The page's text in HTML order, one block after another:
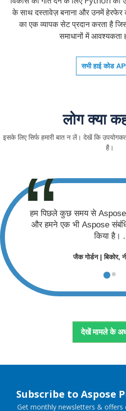
के साथ दस्तावेज़ बनाना और उनमें हेरफेर
का एक व्यापक सेट प्रदान करता है
समाधानों में आवश्यकता
सभी हाई कोड
लोग क्या
इसके लिए सिर्फ हमारी बात न लें। देखें कि
है।
हम पिछले कुछ समय से Aspose
और हमने एक भी Aspose
किया है। .
जैक गोर्डन | बिकोर,
देखें मामले के
Subscribe to Aspose
Get monthly newsletters & offers